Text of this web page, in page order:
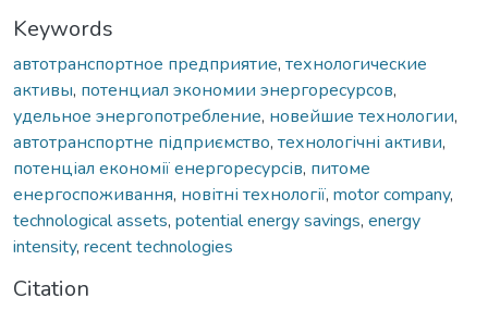
Keywords
автотранспортное предприятие, технологические
активы, потенциал экономии энергоресурсов,
удельное энергопотребление, новейшие технологии,
автотранспортне підприємство, технологічні активи,
потенціал економії енергоресурсів, питоме
енергоспоживання, новітні технології, motor company,
technological assets, potential energy savings, energy
intensity, recent technologies
Citation